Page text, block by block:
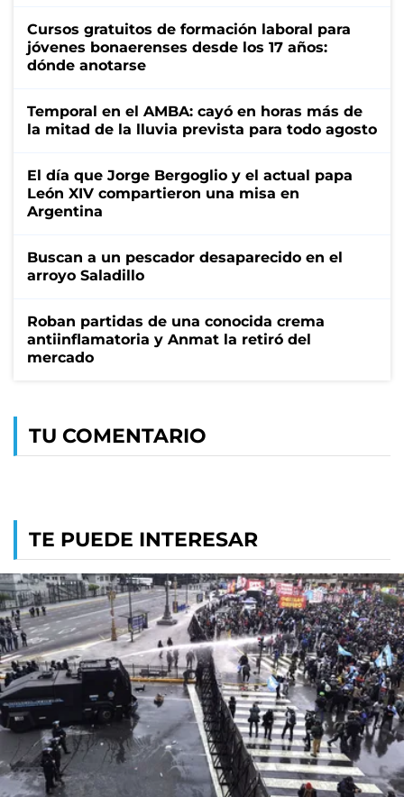
Cursos gratuitos de formación laboral para
jóvenes bonaerenses desde los 17 años:
dónde anotarse
Temporal en el AMBA: cayó en horas más de
la mitad de la lluvia prevista para todo agosto
El día que Jorge Bergoglio y el actual papa
León XIV compartieron una misa en
Argentina
Buscan a un pescador desaparecido en el
arroyo Saladillo
Roban partidas de una conocida crema
antiinflamatoria y Anmat la retiró del
mercado
TU COMENTARIO
TE PUEDE INTERESAR